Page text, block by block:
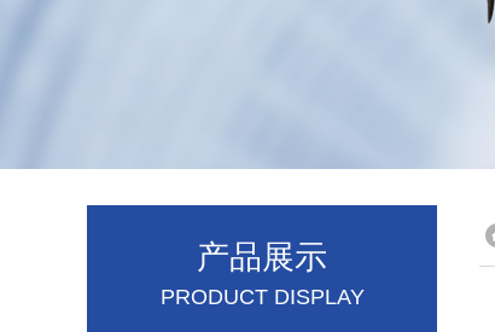
产品展示
PRODUCT DISPLAY